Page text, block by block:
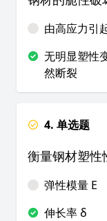
由高应力引
无明显塑性
然断裂
4. 单选题
衡量钢材塑
弹性模量 E
伸长率 δ